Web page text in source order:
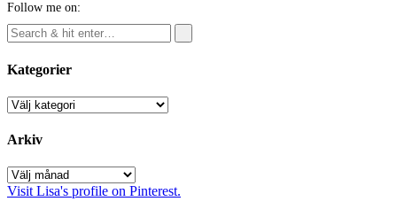
Follow me on:
Kategorier
Kategorier
Arkiv
Arkiv
Visit Lisa's profile on Pinterest.